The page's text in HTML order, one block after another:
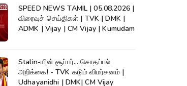
SPEED NEWS TAMIL | 05.08.2026 |
விரைவுச் செய்திகள் | TVK | DMK |
ADMK | Vijay | CM Vijay | Kumudam
Stalin-யின் சூப்பர்... சொதப்பல்
அறிக்கை! - TVK கடும் விமர்சனம் |
Udhayanidhi | DMK| CM Vijay